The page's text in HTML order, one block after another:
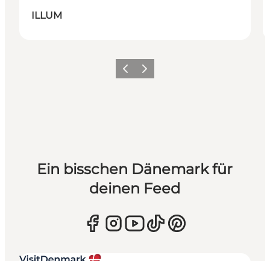
ILLUM
ZurückWeiter
Ein bisschen Dänemark für
deinen Feed